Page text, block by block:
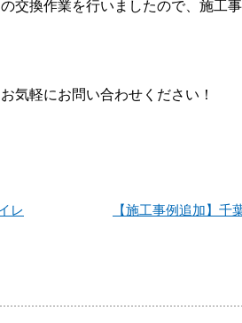
交換作業を行いましたので、施工
気軽にお問い合わせください！
レ
【施工事例追加】千